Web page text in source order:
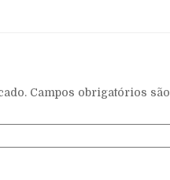
Campos obrigatórios